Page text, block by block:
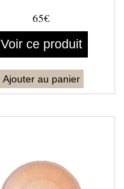
65€
Voir ce produit
Ajouter au panier